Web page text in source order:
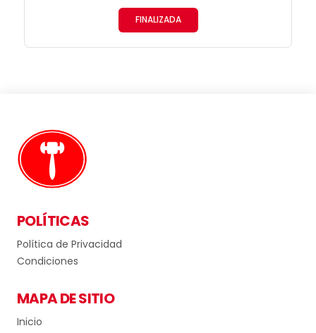
FINALIZADA
POLÍTICAS
Política de Privacidad
Condiciones
MAPA DE SITIO
Inicio